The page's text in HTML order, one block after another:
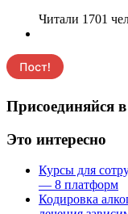
Читали 1701
Присоединяйся
Это интересно
Курсы для
— 8 платформ
Кодировка